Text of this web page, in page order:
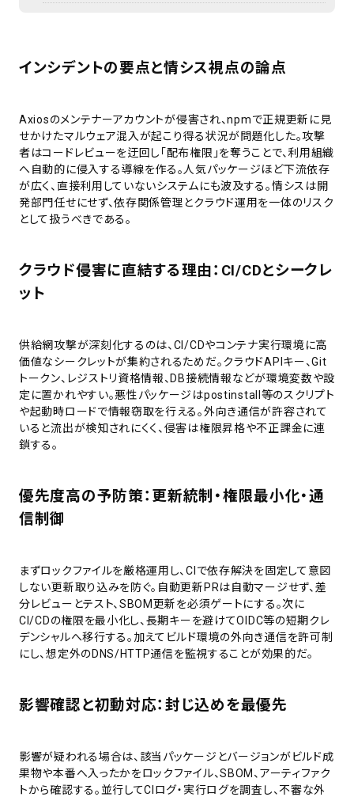
インシデントの要点と情シス視点の論点
Axiosのメンテナーアカウントが侵害され、npmで正規更新に見
せかけたマルウェア混入が起こり得る状況が問題化した。攻撃
者はコードレビューを迂回し「配布権限」を奪うことで、利用組織
へ自動的に侵入する導線を作る。人気パッケージほど下流依存
が広く、直接利用していないシステムにも波及する。情シスは開
発部門任せにせず、依存関係管理とクラウド運用を一体のリスク
として扱うべきである。
クラウド侵害に直結する理由：CI/CDとシークレ
ット
供給網攻撃が深刻化するのは、CI/CDやコンテナ実行環境に高
価値なシークレットが集約されるためだ。クラウドAPIキー、Git
トークン、レジストリ資格情報、DB接続情報などが環境変数や設
定に置かれやすい。悪性パッケージはpostinstall等のスクリプト
や起動時ロードで情報窃取を行える。外向き通信が許容されて
いると流出が検知されにくく、侵害は権限昇格や不正課金に連
鎖する。
優先度高の予防策：更新統制・権限最小化・通
信制御
まずロックファイルを厳格運用し、CIで依存解決を固定して意図
しない更新取り込みを防ぐ。自動更新PRは自動マージせず、差
分レビューとテスト、SBOM更新を必須ゲートにする。次に
CI/CDの権限を最小化し、長期キーを避けてOIDC等の短期クレ
デンシャルへ移行する。加えてビルド環境の外向き通信を許可制
にし、想定外のDNS/HTTP通信を監視することが効果的だ。
影響確認と初動対応：封じ込めを最優先
影響が疑われる場合は、該当パッケージとバージョンがビルド成
果物や本番へ入ったかをロックファイル、SBOM、アーティファク
トから確認する。並行してCIログ・実行ログを調査し、不審な外